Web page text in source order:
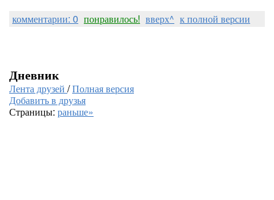
комментарии: 0 понравилось! вверх^ к полной версии
Дневник
Лента друзей /Полная версия
Добавить в друзья
Страницы: раньше»